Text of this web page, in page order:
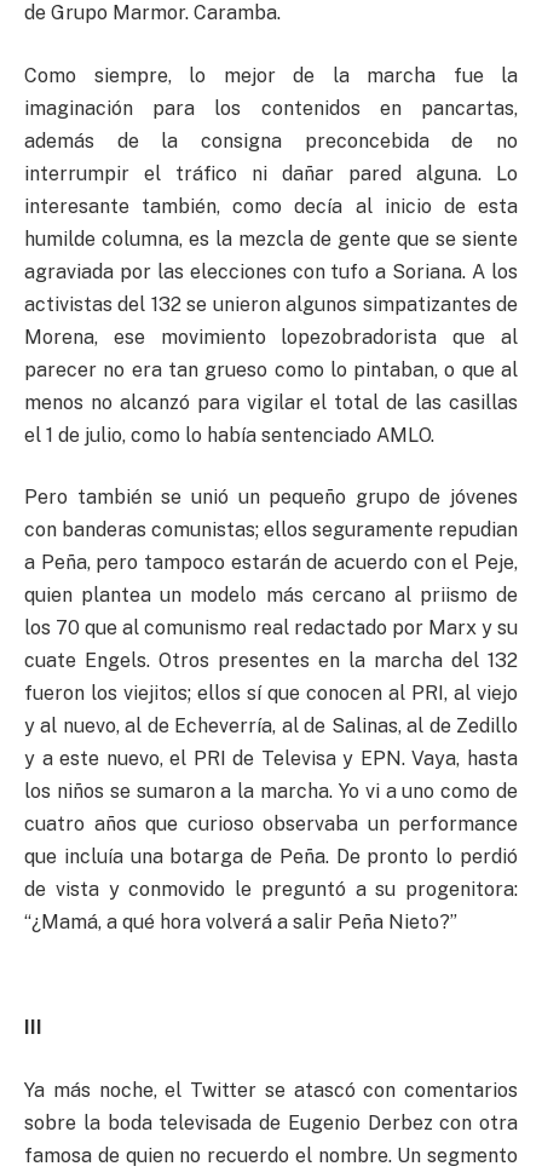
de Grupo Marmor. Caramba.
Como siempre, lo mejor de la marcha fue la
imaginación para los contenidos en pancartas,
además de la consigna preconcebida de no
interrumpir el tráfico ni dañar pared alguna. Lo
interesante también, como decía al inicio de esta
humilde columna, es la mezcla de gente que se siente
agraviada por las elecciones con tufo a Soriana. A los
activistas del 132 se unieron algunos simpatizantes de
Morena, ese movimiento lopezobradorista que al
parecer no era tan grueso como lo pintaban, o que al
menos no alcanzó para vigilar el total de las casillas
el 1 de julio, como lo había sentenciado AMLO.
Pero también se unió un pequeño grupo de jóvenes
con banderas comunistas; ellos seguramente repudian
a Peña, pero tampoco estarán de acuerdo con el Peje,
quien plantea un modelo más cercano al priismo de
los 70 que al comunismo real redactado por Marx y su
cuate Engels. Otros presentes en la marcha del 132
fueron los viejitos; ellos sí que conocen al PRI, al viejo
y al nuevo, al de Echeverría, al de Salinas, al de Zedillo
y a este nuevo, el PRI de Televisa y EPN. Vaya, hasta
los niños se sumaron a la marcha. Yo vi a uno como de
cuatro años que curioso observaba un performance
que incluía una botarga de Peña. De pronto lo perdió
de vista y conmovido le preguntó a su progenitora:
“¿Mamá, a qué hora volverá a salir Peña Nieto?”
III
Ya más noche, el Twitter se atascó con comentarios
sobre la boda televisada de Eugenio Derbez con otra
famosa de quien no recuerdo el nombre. Un segmento